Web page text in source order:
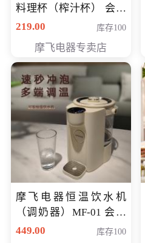
料理杯（榨汁杯） 会员
专享价118元
219.00 库存100
摩飞电器专卖店
摩飞电器恒温饮水机
（调奶器）MF-01 会员
专享价366元
449.00 库存100